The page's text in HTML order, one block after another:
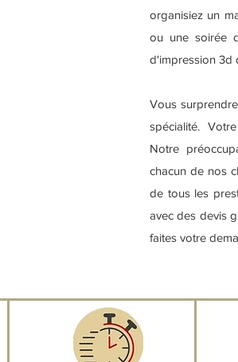
organisiez un
ou une soirée
d'impression 3d
Vous
spécialité.
Notre
chacun de nos
de tous les
avec des devis
faites votre